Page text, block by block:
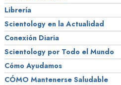
Librería
Scientology en la Actualidad
Conexión Diaria
Scientology por Todo el Mundo
Cómo Ayudamos
CÓMO Mantenerse Saludable